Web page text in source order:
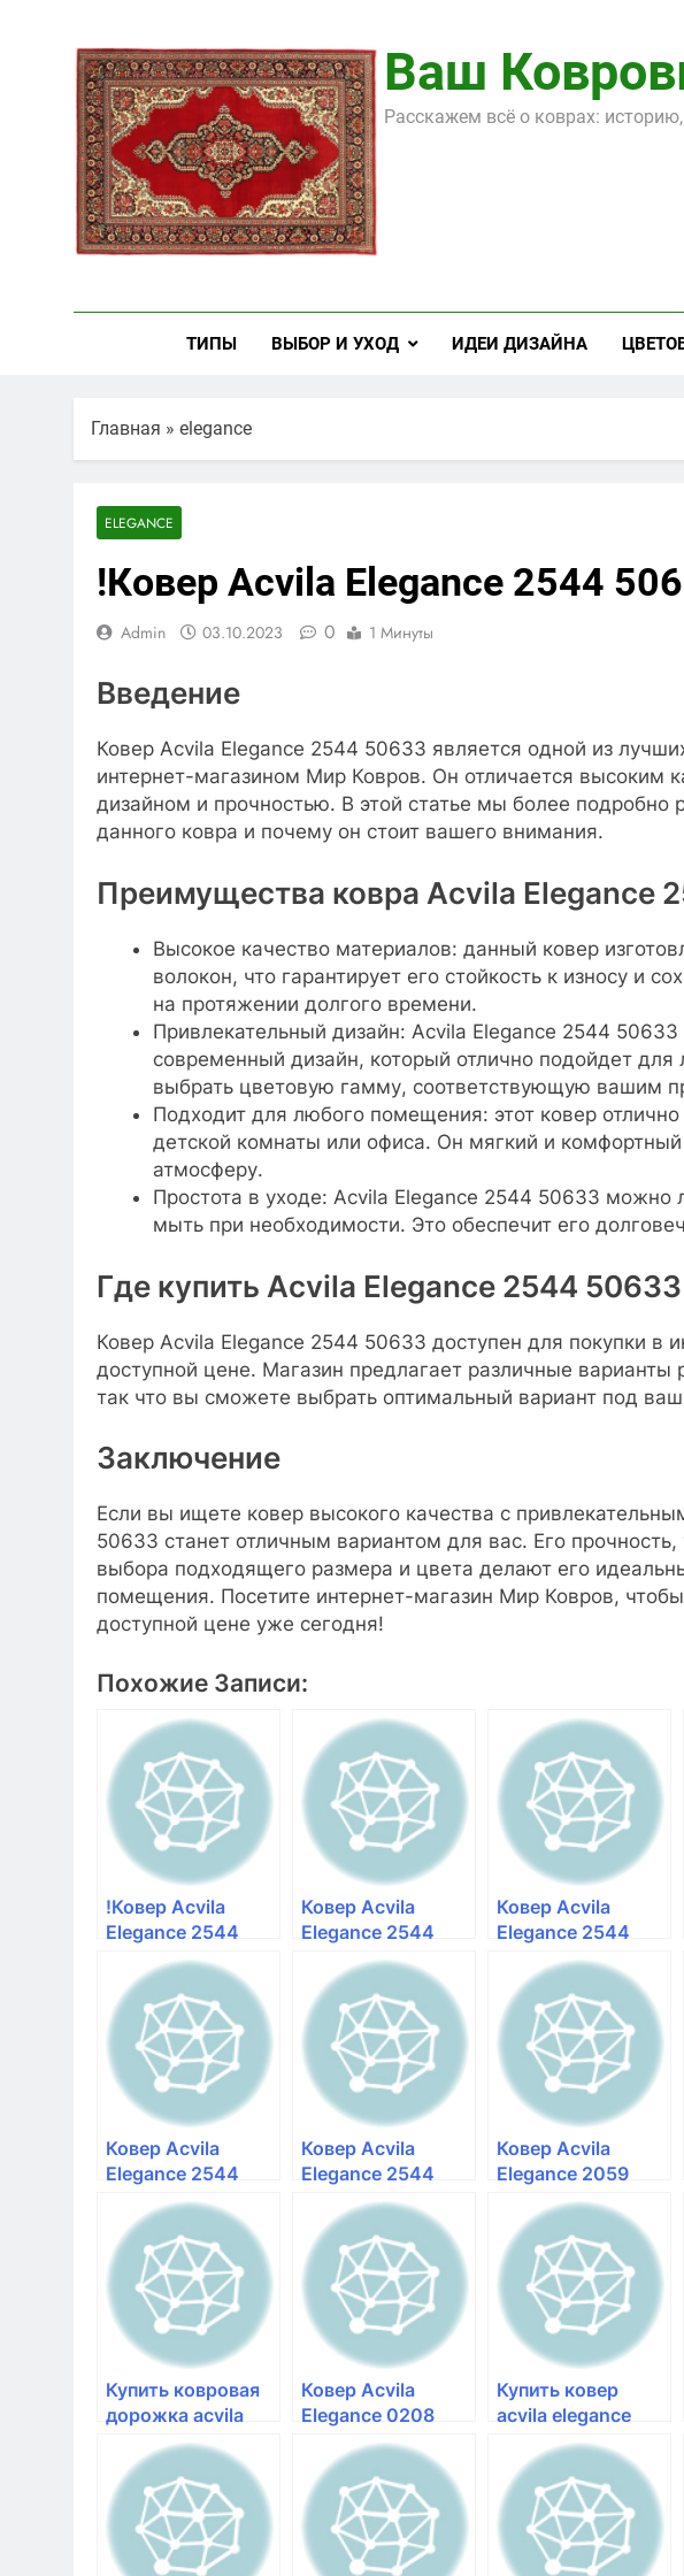
содержимому
Ваш
Расскажем всё о коврах:
ТИПЫ ВЫБОР И УХОД ИДЕИ ДИЗАЙНА
Главная » elegance
ELEGANCE
!Ковер Acvila Elegance 2544
Admin 03.10.2023 0 1 Минуты
Введение
Ковер Acvila Elegance 2544 50633 является одной из
интернет-магазином Мир Ковров. Он отличается высоким
дизайном и прочностью. В этой статье мы более подробно
данного ковра и почему он стоит вашего внимания.
Преимущества ковра Acvila Elegance
Высокое качество материалов: данный ковер
волокон, что гарантирует его стойкость к износу и
на протяжении долгого времени.
Привлекательный дизайн: Acvila Elegance 2544
современный дизайн, который отлично подойдет
выбрать цветовую гамму, соответствующую вашим
Подходит для любого помещения: этот ковер
детской комнаты или офиса. Он мягкий и
атмосферу.
Простота в уходе: Acvila Elegance 2544 50633 можно
мыть при необходимости. Это обеспечит его
Где купить Acvila Elegance 2544 50633
Ковер Acvila Elegance 2544 50633 доступен для покупки в
доступной цене. Магазин предлагает различные
так что вы сможете выбрать оптимальный вариант под
Заключение
Если вы ищете ковер высокого качества с
50633 станет отличным вариантом для вас. Его
выбора подходящего размера и цвета делают его
помещения. Посетите интернет-магазин Мир Ковров,
доступной цене уже сегодня!
Похожие Записи:
!Ковер Acvila
Elegance 2544
50633 — Мир
Ковров
Ковер Acvila
Elegance 2544
50633 — Мир
Ковров
Ковер Acvila
Elegance 2544
50688 — Мир
Ковров
Ковер Acvila
Elegance 2544
50611 — Мир
Ковров
Ковер Acvila
Elegance 2544
50636 — Мир
Ковров
Ковер Acvila
Elegance 2059
50633 — Мир
Ковров
Купить ковровая
дорожка acvila
elegance д2544
50633
Ковер Acvila
Elegance 0208
50633 — Мир
Ковров
Купить ковер
acvila elegance
6289 50633